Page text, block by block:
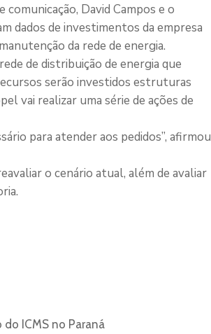
David Campos e o
dados de investimentos da empresa
da rede de energia.
de distribuição de energia que
serão investidos estruturas
vai realizar uma série de ações de
para atender aos pedidos”, afirmou
o cenário atual, além de avaliar
ICMS no Paraná